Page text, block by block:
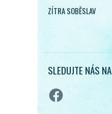
ZÍTRA SOBĚSLAV
SLEDUJTE NÁS NA
Facebook